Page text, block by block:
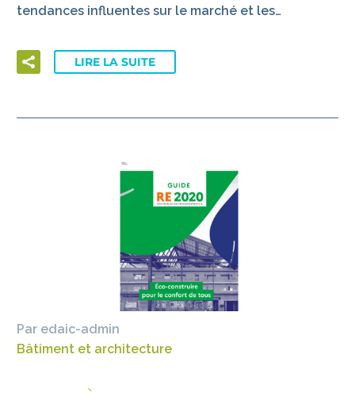
tendances influentes sur le marché et les…
LIRE LA SUITE
Par edaic-admin
Bâtiment et architecture